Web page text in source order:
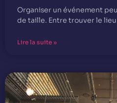
Organiser un événement
de taille. Entre trouver le
Lire la suite »